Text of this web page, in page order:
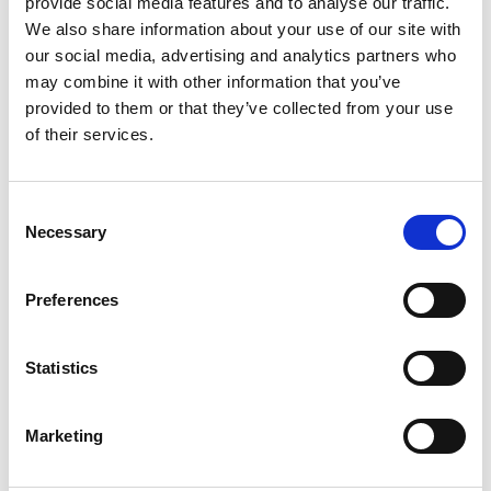
We also share information about your use of our site with
our social media, advertising and analytics partners who
may combine it with other information that you’ve
provided to them or that they’ve collected from your use
of their services.
Selection
Necessary
Preferences
Statistics
Marketing
Wer heute erfolgreich sein will, braucht moderne
Systeme, klare Verantwortlichkeiten – und
Menschen, die Wandel aktiv gestalten.
Wir begleiten Versicherungen bei der digitalen